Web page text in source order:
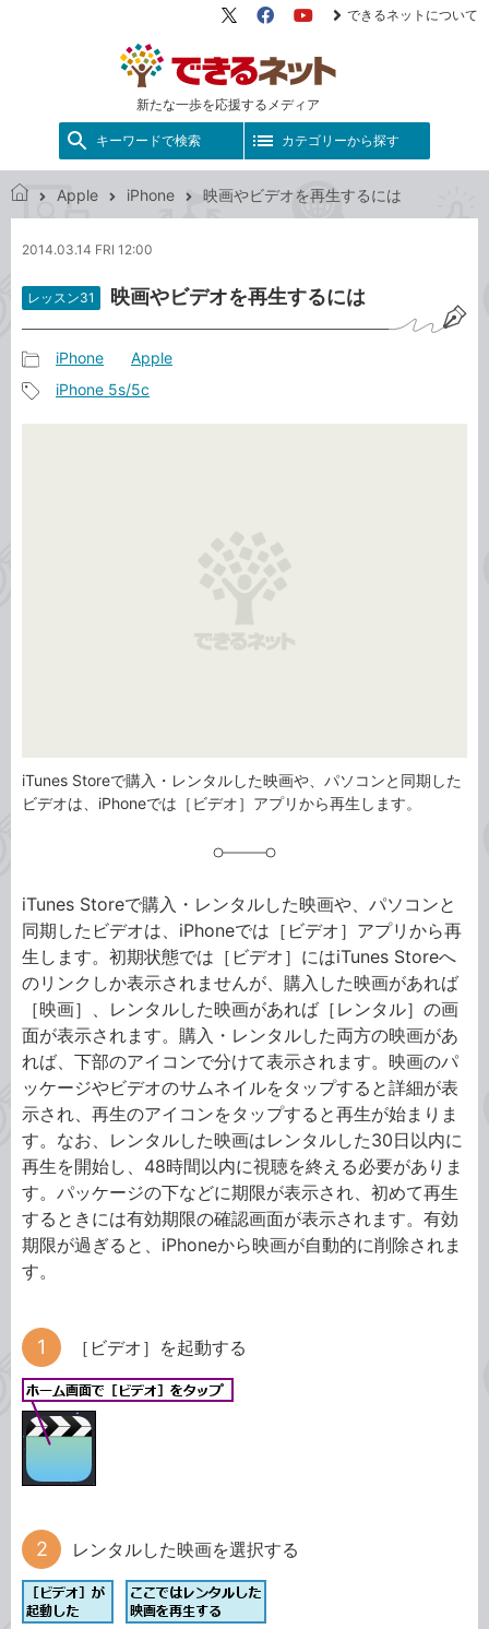
新たな一歩を応援するメディア
X（旧
FacebookYouTube
できるネットについて
キーワードで検索 カテゴリーから探す
る
ッ
ト
Apple iPhone 映画やビデオを再生するには
2014.03.14 FRI 12:00
レッスン31 映画やビデオを再生するには
事
カ
iPhone Apple
iPhone 5s/5c
iTunes Storeで購入・レンタルした映画や、パソコンと同期した
ビデオは、iPhoneでは［ビデオ］アプリから再生します。
iTunes Storeで購入・レンタルした映画や、パソコンと
同期したビデオは、iPhoneでは［ビデオ］アプリから再
生します。初期状態では［ビデオ］にはiTunes Storeへ
のリンクしか表示されませんが、購入した映画があれば
［映画］、レンタルした映画があれば［レンタル］の画
面が表示されます。購入・レンタルした両方の映画があ
れば、下部のアイコンで分けて表示されます。映画のパ
ッケージやビデオのサムネイルをタップすると詳細が表
示され、再生のアイコンをタップすると再生が始まりま
す。なお、レンタルした映画はレンタルした30日以内に
再生を開始し、48時間以内に視聴を終える必要がありま
す。パッケージの下などに期限が表示され、初めて再生
するときには有効期限の確認画面が表示されます。有効
期限が過ぎると、iPhoneから映画が自動的に削除されま
す。
［ビデオ］を起動する
レンタルした映画を選択する